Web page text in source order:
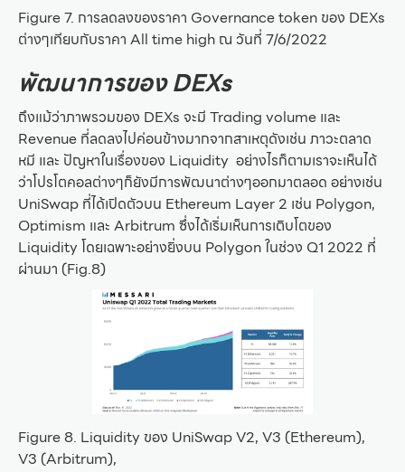
Figure 7. การลดลงของราคา Governance token ของ DEXs
ต่างๆเทียบกับราคา All time high ณ วันที่ 7/6/2022
พัฒนาการของ DEXs
ถึงแม้ว่าภาพรวมของ DEXs จะมี Trading volume และ
Revenue ที่ลดลงไปค่อนข้างมากจากสาเหตุดังเช่น ภาวะตลาด
หมี และ ปัญหาในเรื่องของ Liquidity อย่างไรก็ตามเราจะเห็นได้
ว่าโปรโตคอลต่างๆก็ยังมีการพัฒนาต่างๆออกมาตลอด อย่างเช่น
UniSwap ที่ได้เปิดตัวบน Ethereum Layer 2 เช่น Polygon,
Optimism และ Arbitrum ซึ่งได้เริ่มเห็นการเติบโตของ
Liquidity โดยเฉพาะอย่างยิ่งบน Polygon ในช่วง Q1 2022 ที่
ผ่านมา (Fig.8)
Figure 8. Liquidity ของ UniSwap V2, V3 (Ethereum),
V3 (Arbitrum),